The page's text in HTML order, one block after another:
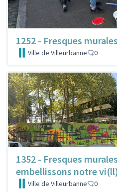
1252 - Fresques
Ville de Villeurbanne 0
1352 - Fresques
embellissons notre
Ville de Villeurbanne 0